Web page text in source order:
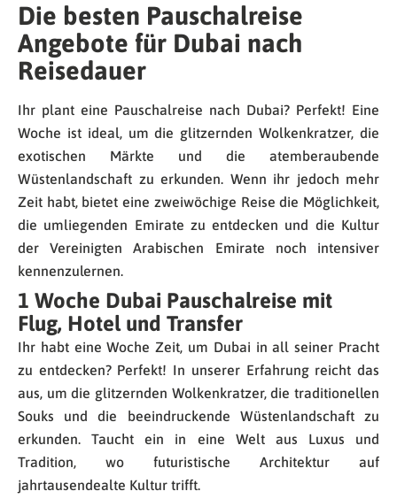
Die besten Pauschalreise
Angebote für Dubai nach
Reisedauer
Ihr plant eine Pauschalreise nach Dubai? Perfekt! Eine
Woche ist ideal, um die glitzernden Wolkenkratzer, die
exotischen Märkte und die atemberaubende
Wüstenlandschaft zu erkunden. Wenn ihr jedoch mehr
Zeit habt, bietet eine zweiwöchige Reise die Möglichkeit,
die umliegenden Emirate zu entdecken und die Kultur
der Vereinigten Arabischen Emirate noch intensiver
kennenzulernen.
1 Woche Dubai Pauschalreise mit
Flug, Hotel und Transfer
Ihr habt eine Woche Zeit, um Dubai in all seiner Pracht
zu entdecken? Perfekt! In unserer Erfahrung reicht das
aus, um die glitzernden Wolkenkratzer, die traditionellen
Souks und die beeindruckende Wüstenlandschaft zu
erkunden. Taucht ein in eine Welt aus Luxus und
Tradition, wo futuristische Architektur auf
jahrtausendealte Kultur trifft.